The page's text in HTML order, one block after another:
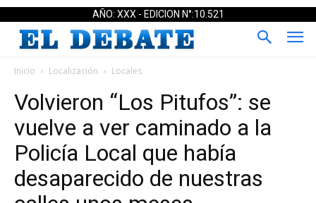
AÑO: XXX - EDICION N°:10.521
Inicio Localización Locales
Volvieron “Los Pitufos”: se
vuelve a ver caminado a la
Policía Local que había
desaparecido de nuestras